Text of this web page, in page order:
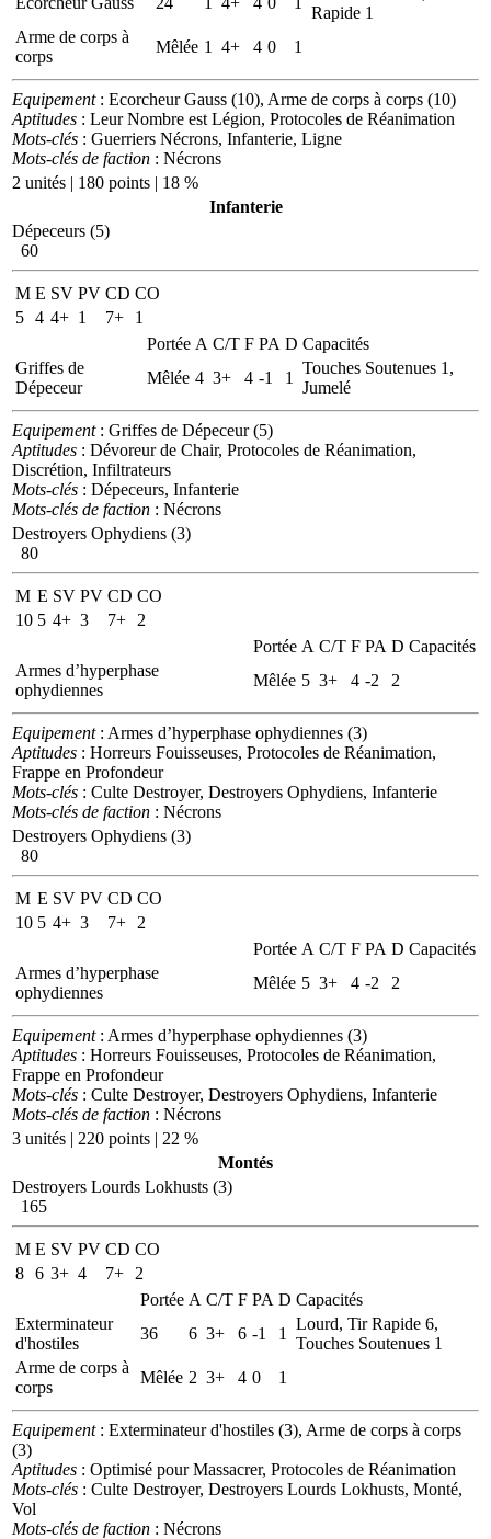
Rapide 1
Arme de corps à
corps
Mêlée 1 4+ 4 0 1
Equipement: Ecorcheur Gauss (10), Arme de corps à corps (10)
Aptitudes : Leur Nombre est Légion, Protocoles de Réanimation
Mots-clés : Guerriers Nécrons, Infanterie, Ligne
Mots-clés de faction : Nécrons
2 unités | 180 points | 18 %
Infanterie
Dépeceurs (5)
60
M E SV PV CD CO
5 4 4+ 1 7+
1
Portée A C/T F PA D Capacités
Griffes de
Dépeceur
Mêlée 4 3+ 4 -1 1
Touches Soutenues 1,
Jumelé
Equipement: Griffes de Dépeceur (5)
Aptitudes : Dévoreur de Chair, Protocoles de Réanimation,
Discrétion, Infiltrateurs
Mots-clés : Dépeceurs, Infanterie
Mots-clés de faction : Nécrons
Destroyers Ophydiens (3)
80
M E SV PV CD CO
10 5 4+ 3 7+
2
Portée A C/T F PA D Capacités
Armes d’hyperphase
ophydiennes
Mêlée 5 3+ 4 -2 2
Equipement: Armes d’hyperphase ophydiennes (3)
Aptitudes : Horreurs Fouisseuses, Protocoles de Réanimation,
Frappe en Profondeur
Mots-clés : Culte Destroyer, Destroyers Ophydiens, Infanterie
Mots-clés de faction : Nécrons
Destroyers Ophydiens (3)
80
M E SV PV CD CO
10 5 4+ 3 7+
2
Portée A C/T F PA D Capacités
Armes d’hyperphase
ophydiennes
Mêlée 5 3+ 4 -2 2
Equipement: Armes d’hyperphase ophydiennes (3)
Aptitudes : Horreurs Fouisseuses, Protocoles de Réanimation,
Frappe en Profondeur
Mots-clés : Culte Destroyer, Destroyers Ophydiens, Infanterie
Mots-clés de faction : Nécrons
3 unités | 220 points | 22 %
Montés
Destroyers Lourds Lokhusts (3)
165
M E SV PV CD CO
8 6 3+ 4 7+
2
Portée A C/T F PA D Capacités
Exterminateur
d'hostiles
36 6 3+ 6 -1 1
Lourd, Tir Rapide 6,
Touches Soutenues 1
Arme de corps à
corps
Mêlée 2 3+ 4 0 1
Equipement: Exterminateur d'hostiles (3), Arme de corps à corps
(3)
Aptitudes : Optimisé pour Massacrer, Protocoles de Réanimation
Mots-clés : Culte Destroyer, Destroyers Lourds Lokhusts, Monté,
Vol
Mots-clés de faction : Nécrons